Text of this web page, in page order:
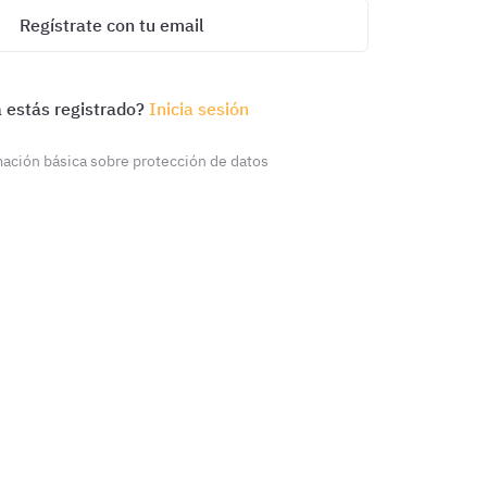
Regístrate con tu email
estás registrado? Inicia sesión
básica sobre protección de datos